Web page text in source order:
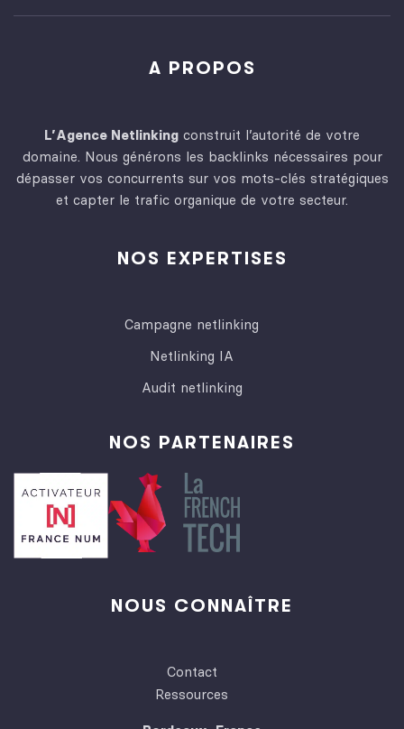
A PROPOS
L’Agence Netlinking construit l’autorité de votre
domaine. Nous générons les backlinks nécessaires pour
dépasser vos concurrents sur vos mots-clés stratégiques
et capter le trafic organique de votre secteur.
NOS EXPERTISES
Campagne netlinking
Netlinking IA
Audit netlinking
NOS PARTENAIRES
NOUS CONNAÎTRE
Contact
Ressources